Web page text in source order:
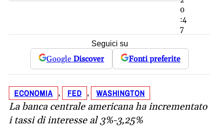
0
:4
7
Seguici su
Google Discover Fonti preferite
ECONOMIA , FED , WASHINGTON
La banca centrale americana ha incrementato
i tassi di interesse al 3%-3,25%